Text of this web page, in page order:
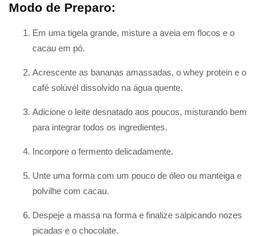
Modo de Preparo:
Em uma tigela grande, misture a aveia em flocos e o
cacau em pó.
Acrescente as bananas amassadas, o whey protein e o
café solúvél dissolvido na água quente.
Adicione o leite desnatado aos poucos, misturando bem
para integrar todos os ingredientes.
Incorpore o fermento delicadamente.
Unte uma forma com um pouco de óleo ou manteiga e
polvilhe com cacau.
Despeje a massa na forma e finalize salpicando nozes
picadas e o chocolate.